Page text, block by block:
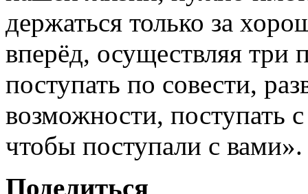
держаться только за
вперёд, осуществляя три
поступать по совести,
возможности, поступать
чтобы поступали с вами».
Поделиться